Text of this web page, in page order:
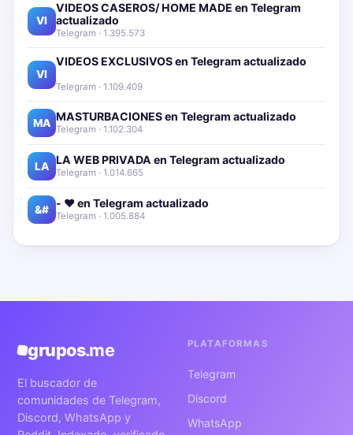
VI
VIDEOS CASEROS/ HOME MADE en Telegram
actualizado📱🔥
Telegram · 1.395.573
VI
VIDEOS EXCLUSIVOS en Telegram actualizado📱
Telegram · 1.109.409
MA MASTURBACIONES en Telegram actualizado📱🔥
Telegram · 1.102.304
LA LA WEB PRIVADA en Telegram actualizado📱🔥
Telegram · 1.014.665
&# - ❤️ en Telegram actualizado📱🔥
Telegram · 1.005.884
grupos.me
El buscador de
comunidades de Telegram,
Discord, WhatsApp y
PLATAFORMAS
Telegram
Discord
WhatsApp